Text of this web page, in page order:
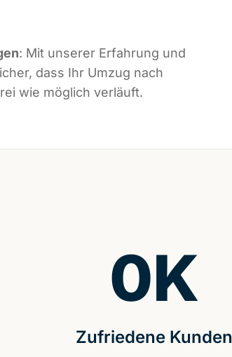
: Mit unserer Erfahrung und
dass Ihr Umzug nach
wie möglich verläuft.
Zufriedene Kunden
0K